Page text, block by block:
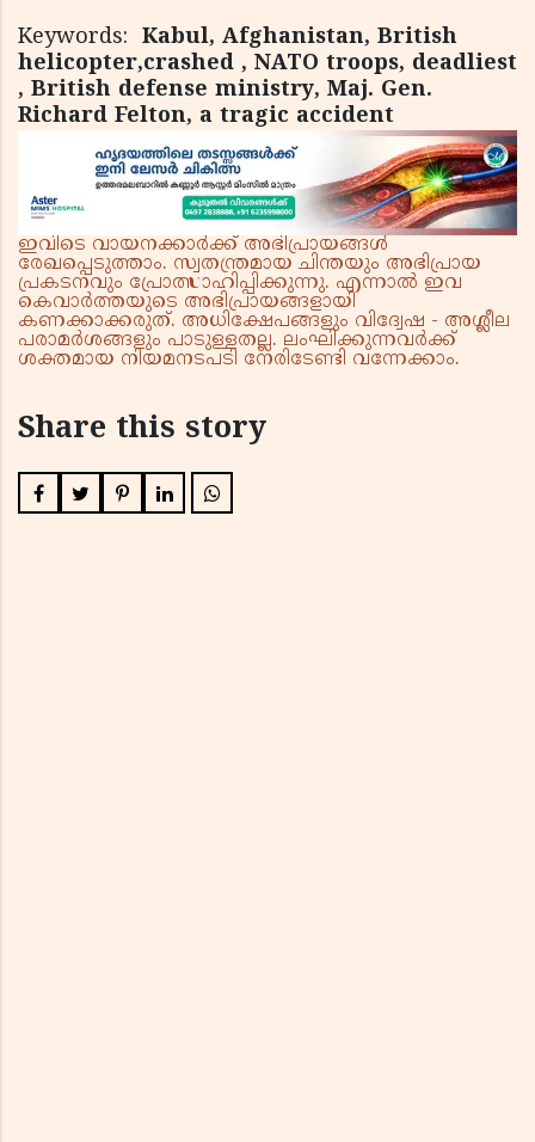
Keywords: Kabul, Afghanistan, British
helicopter,crashed , NATO troops, deadliest
, British defense ministry, Maj. Gen.
Richard Felton, a tragic accident
ഇവിടെ വായനക്കാർക്ക് അഭിപ്രായങ്ങൾ
രേഖപ്പെടുത്താം. സ്വതന്ത്രമായ ചിന്തയും അഭിപ്രായ
പ്രകടനവും പ്രോത്സാഹിപ്പിക്കുന്നു. എന്നാൽ ഇവ
കെവാർത്തയുടെ അഭിപ്രായങ്ങളായി
കണക്കാക്കരുത്. അധിക്ഷേപങ്ങളും വിദ്വേഷ - അശ്ലീല
പരാമർശങ്ങളും പാടുള്ളതല്ല. ലംഘിക്കുന്നവർക്ക്
ശക്തമായ നിയമനടപടി നേരിടേണ്ടി വന്നേക്കാം.
Share this story